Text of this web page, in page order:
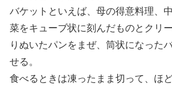
バケットといえば、母の得意料理、
菜をキューブ状に刻んだものとクリ
りぬいたパンをまぜ、筒状になった
せる。
食べるときは凍ったまま切って、ほ